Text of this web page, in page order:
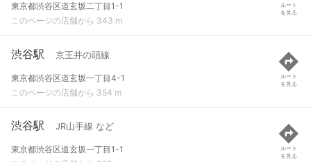
東京都渋谷区道玄坂二丁目1-1
このページの店舗から 343 m
ルート
を見る
渋谷駅 京王井の頭線
東京都渋谷区道玄坂一丁目4-1
このページの店舗から 354 m
ルート
を見る
渋谷駅 JR山手線 など
東京都渋谷区道玄坂一丁目1-1
ルート
を見る